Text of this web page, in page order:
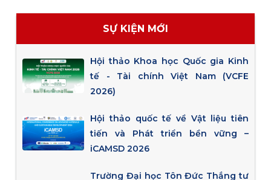
SỰ KIỆN MỚI
Hội thảo Khoa học Quốc gia Kinh
tế - Tài chính Việt Nam (VCFE
2026)
Hội thảo quốc tế về Vật liệu tiên
tiến và Phát triển bền vững –
iCAMSD 2026
Trường Đại học Tôn Đức Thắng tư